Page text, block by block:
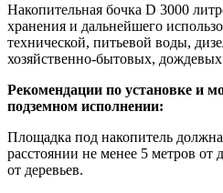
Накопительная бочка D 3000
хранения и дальнейшего
технической, питьевой воды,
хозяйственно-бытовых,
Рекомендации по установке и
подземном исполнении:
Площадка под накопитель должна
расстоянии не менее 5 метров от
от деревьев.